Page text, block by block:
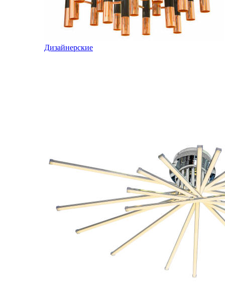
Дизайнерские